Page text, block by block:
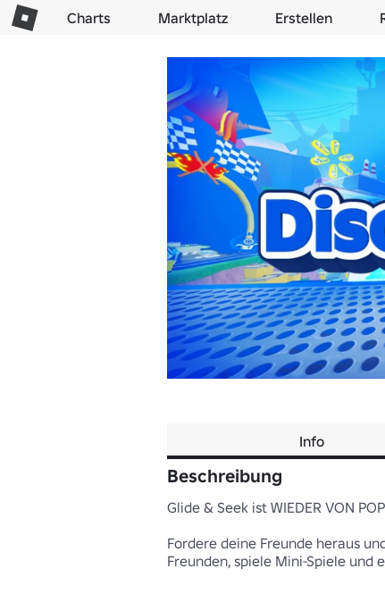
Charts Marktplatz Erstellen
Info
Beschreibung
Glide & Seek ist WIEDER VON
Fordere deine Freunde heraus
Freunden, spiele Mini-Spiele und